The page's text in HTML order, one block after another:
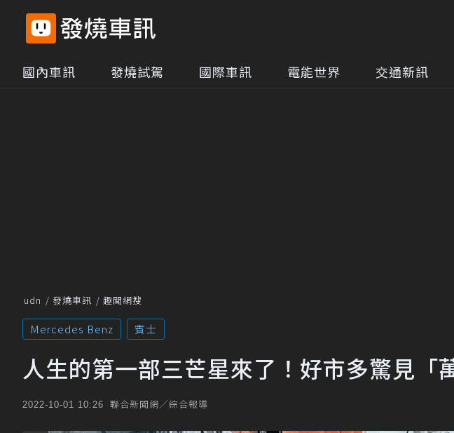
國內車訊 發燒試駕 國際車訊 電能世界 交通新訊
udn 發燒車訊 趣聞網搜
Mercedes Benz 賓士
人生的第一部三芒星來了！好市多驚見「
2022-10-01 10:26 聯合新聞網／綜合報導